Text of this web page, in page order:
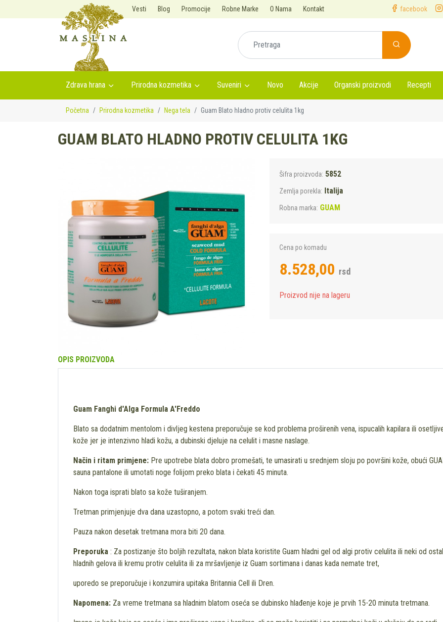
Vesti Blog Promocije Robne Marke O Nama Kontakt facebook
Zdrava hrana Prirodna kozmetika Suveniri Novo Akcije Organski proizvodi Recepti
Početna Prirodna kozmetika Nega tela Guam Blato hladno protiv celulita 1kg
GUAM BLATO HLADNO PROTIV CELULITA 1KG
Šifra proizvoda: 5852
Zemlja porekla: Italija
Robna marka: GUAM
Cena po komadu
8.528,00 rsd
Proizvod nije na lageru
OPIS PROIZVODA
Guam Fanghi d'Alga Formula A'Freddo
Blato sa dodatnim mentolom i divljeg kestena preporučuje se kod problema proširenih vena, ispucalih kapilara ili
kože jer je intenzivno hladi kožu, a dubinski djeluje na celulit i masne naslage.
Način i ritam primjene: Pre upotrebe blata dobro promešati, te umasirati u srednjem sloju po površini kože, obući
sauna pantalone ili umotati noge folijom preko blata i čekati 45 minuta.
Nakon toga isprati blato sa kože tuširanjem.
Tretman primjenjuje dva dana uzastopno, a potom svaki treći dan.
Pauza nakon desetak tretmana mora biti 20 dana.
Preporuka : Za postizanje što boljih rezultata, nakon blata koristite Guam hladni gel od algi protiv celulita ili neki od
hladnih gelova ili kremu protiv celulita ili za mršavljenje iz Guam sortimana i danas kada nemate tret,
uporedo se preporučuje i konzumira upitaka Britannia Cell ili Dren.
Napomena: Za vreme tretmana sa hladnim blatom oseća se dubinsko hlađenje koje je prvih 15-20 minuta tretmana.